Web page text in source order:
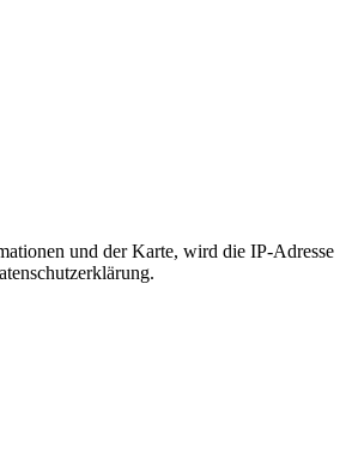
und der Karte, wird die IP-Adresse